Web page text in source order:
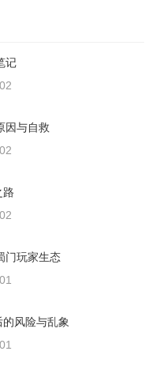
记
因与自救
路
门玩家生态
风险与乱象